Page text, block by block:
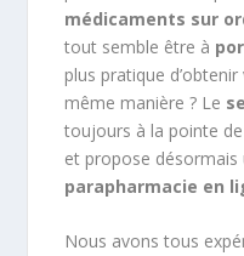
médicaments sur
tout semble être à
plus pratique
même manière ? Le
toujours à la pointe
et propose désormais
parapharmacie en
Nous avons tous